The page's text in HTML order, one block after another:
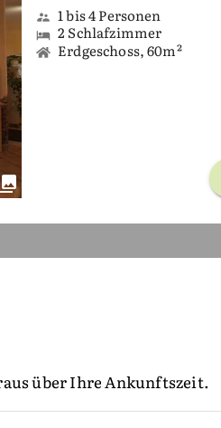
1 bis 4 Personen
2 Schlafzimmer
Erdgeschoss, 60m²
über Ihre Ankunftszeit.